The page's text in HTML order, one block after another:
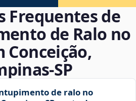
Frequentes de
de Ralo no
Conceição,
de ralo no